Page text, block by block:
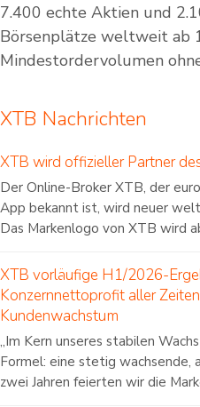
7.400 echte Aktien und
Börsenplätze weltweit ab
Mindestordervolumen
XTB Nachrichten
XTB wird offizieller Partner
Der Online-Broker XTB, der
App bekannt ist, wird neuer
Das Markenlogo von XTB wird
XTB vorläufige H1/2026-
Konzernnettoprofit aller
Kundenwachstum
„Im Kern unseres stabilen
Formel: eine stetig wachsende,
zwei Jahren feierten wir die